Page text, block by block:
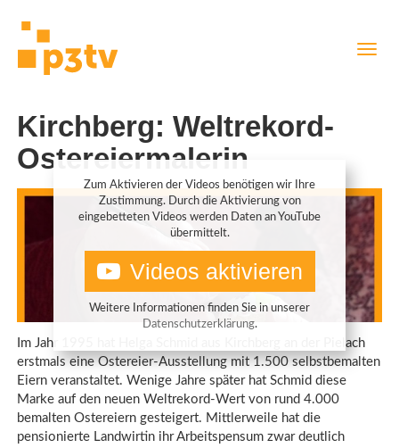
Kirchberg: Weltrekord-
Ostereiermalerin
Zum Aktivieren der Videos benötigen wir Ihre
Zustimmung. Durch die Aktivierung von
eingebetteten Videos werden Daten an YouTube
übermittelt.
Videos aktivieren
Weitere Informationen finden Sie in unserer
Datenschutzerklärung.
Im Jahr 1995 hat Helga Schmid aus Kirchberg an der Pielach
erstmals eine Ostereier-Ausstellung mit 1.500 selbstbemalten
Eiern veranstaltet. Wenige Jahre später hat Schmid diese
Marke auf den neuen Weltrekord-Wert von rund 4.000
bemalten Ostereiern gesteigert. Mittlerweile hat die
pensionierte Landwirtin ihr Arbeitspensum zwar deutlich